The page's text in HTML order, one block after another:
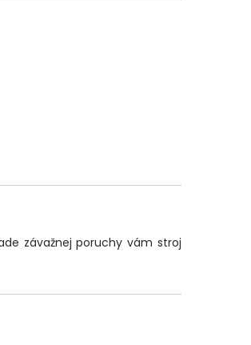
závažnej poruchy vám stroj